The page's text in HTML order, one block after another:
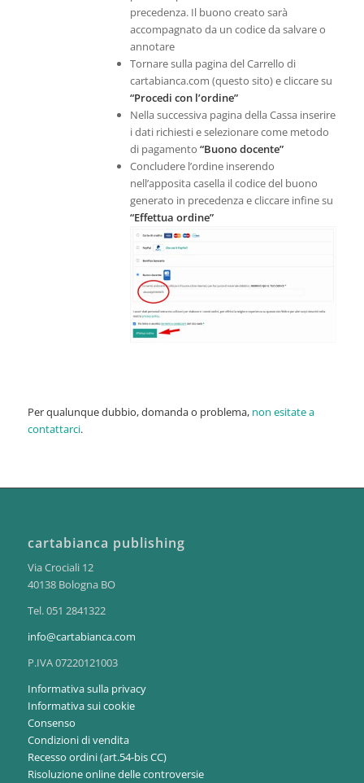
precedenza. Il buono creato sarà
accompagnato da un codice da salvare o
annotare
Tornare sulla pagina del Carrello di
cartabianca.com (questo sito) e cliccare su
“Procedi con l’ordine”
Nella successiva pagina della Cassa inserire
i dati richiesti e selezionare come metodo
di pagamento “Buono docente”
Concludere l’ordine inserendo
nell’apposita casella il codice del buono
generato in precedenza e cliccare infine su
“Effettua ordine”
Per qualunque dubbio, domanda o problema, non esitate a
contattarci.
cartabianca publishing
Via Crociali 12
40138 Bologna BO
Tel. 051 2841322
info@cartabianca.com
P.IVA 07220121003
Informativa sulla privacy
Informativa sui cookie
Consenso
Condizioni di vendita
Recesso ordini (art.54-bis CC)
Risoluzione online delle controversie